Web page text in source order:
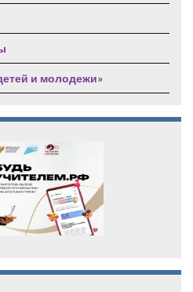
и молодежи»